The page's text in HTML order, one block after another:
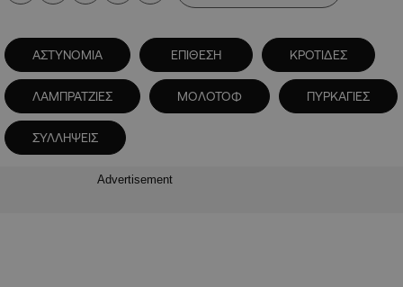
ΑΣΤΥΝΟΜΙΑ ΕΠΙΘΕΣΗ ΚΡΟΤΙΔΕΣ
ΛΑΜΠΡΑΤΖΙΕΣ ΜΟΛΟΤΟΦ ΠΥΡΚΑΓΙΕΣ
ΣΥΛΛΗΨΕΙΣ
Advertisement